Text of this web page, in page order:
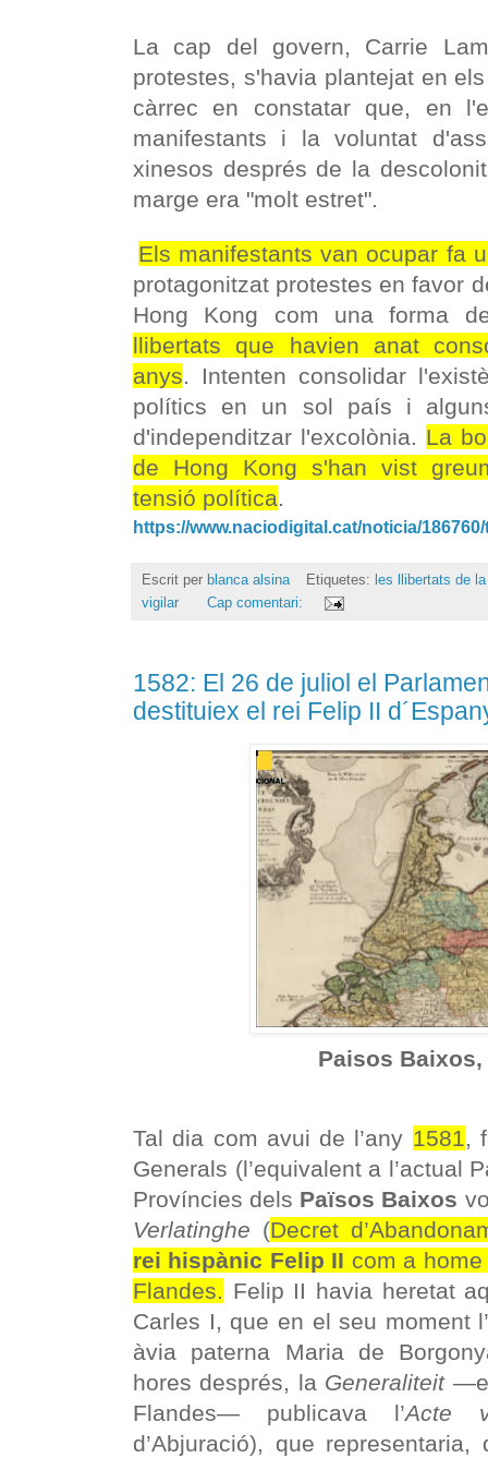
La cap del govern, Carrie
protestes, s'havia plantejat en
càrrec en constatar que, en
manifestants i la voluntat
xinesos després de la
marge era "molt estret".
Els manifestants van ocupar fa
protagonitzat protestes en favor
Hong Kong com una forma
llibertats que havien anat
anys. Intenten consolidar
polítics en un sol país i
d'independitzar l'excolònia. La
de Hong Kong s'han vist
tensió política.
https://www.naciodigital.cat/noticia/
Escrit per blanca alsina Etiquetes: les llibertats de
vigilar
Cap comentari:
1582: El 26 de juliol el
destituiex el rei Felip II
Paisos Baixos,
Tal dia com avui de l’any 1581,
Generals (l’equivalent a l’actual
Províncies dels Països Baixos
Verlatinghe (Decret
rei hispànic Felip II com a
Flandes. Felip II havia heretat
Carles I, que en el seu moment
àvia paterna Maria de
hores després, la Generaliteit―el
Flandes― publicava l’Acte
d’Abjuració), que